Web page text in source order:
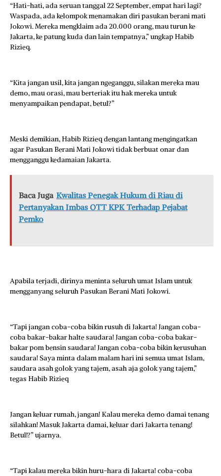
“Hati-hati, ada seruan tanggal 22 September, empat hari lagi?
Waspada, ada kelompok menamakan diri pasukan berani mati
Jokowi. Mereka mengklaim ada 20.000 orang, mau turun ke
Jakarta, ke patung kuda dan lain tempatnya,” ungkap Habib
Rizieq.
“Kita jangan usil, kita jangan ngeganggu, silakan mereka mau
demo, mau orasi, mau berteriak itu hak mereka untuk
menyampaikan pendapat, betul?”
Meski demikian, Habib Rizieq dengan lantang mengingatkan
agar Pasukan Berani Mati Jokowi tidak berbuat onar dan
mengganggu kedamaian Jakarta.
Baca Juga Kwalitas Penegak Hukum di Riau di
Pertanyakan Imbas OTT KPK Terhadap Pejabat
Pemko
Apabila terjadi, dirinya meninta seluruh umat Islam untuk
mengganyang seluruh Pasukan Berani Mati Jokowi.
“Tapi jangan coba-coba bikin rusuh di Jakarta! Jangan coba-
coba bakar-bakar halte saudara! Jangan coba-coba bakar-
bakar pom bensin saudara! Jangan coba-coba bikin kerusuhan
saudara! Saya minta dalam malam hari ini semua umat Islam,
saudara asah golok yang tajem, asah aja golok yang tajem,”
tegas Habib Rizieq
Jangan keluar rumah, jangan! Kalau mereka demo damai tenang
silahkan! Masuk Jakarta damai, keluar dari Jakarta tenang!
Betul!?” ujarnya.
“Tapi kalau mereka bikin huru-hara di Jakarta! coba-coba